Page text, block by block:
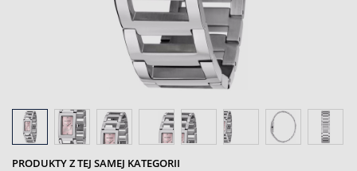
PRODUKTY Z TEJ SAMEJ KATEGORII